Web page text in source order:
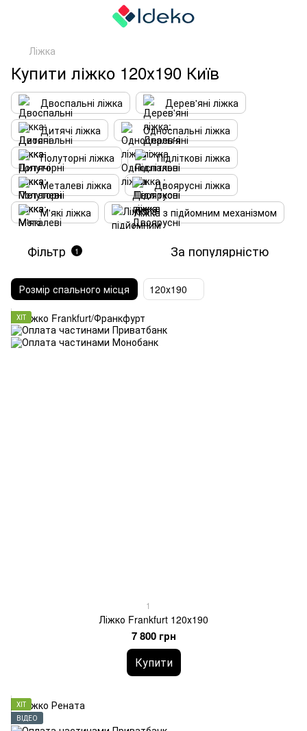
Ліжка
Купити ліжко 120х190 Київ
Двоспальні ліжка
Дерев'яні ліжка
Дитячі ліжка
Односпальні ліжка
Полуторні ліжка
Підліткові ліжка
Металеві ліжка
Двоярусні ліжка
М'які ліжка
Ліжка з підйомним механізмом
Фільтр 1 За популярністю
Розмір спального місця 120х190
ХІТ
1
Ліжко Frankfurt 120х190
7 800 грн
Купити
ХІТ
ВІДЕО